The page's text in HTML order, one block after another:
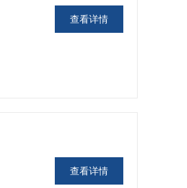
查看详情
查看详情